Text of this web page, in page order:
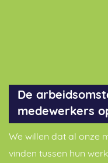
De
medewerkers
We willen dat al onze
vinden tussen hun